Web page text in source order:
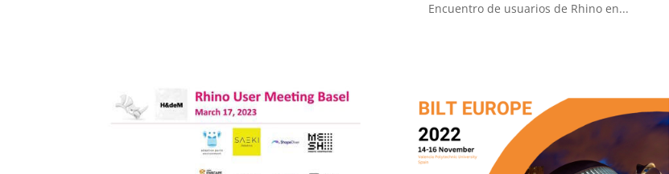
Encuentro de usuarios de Rhino en...